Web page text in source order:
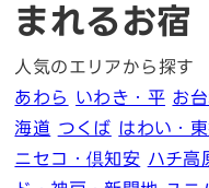
まれるお宿
人気のエリアから探す
あわら いわき・平 お
海道 つくば はわい・
ニセコ・倶知安 ハチ高